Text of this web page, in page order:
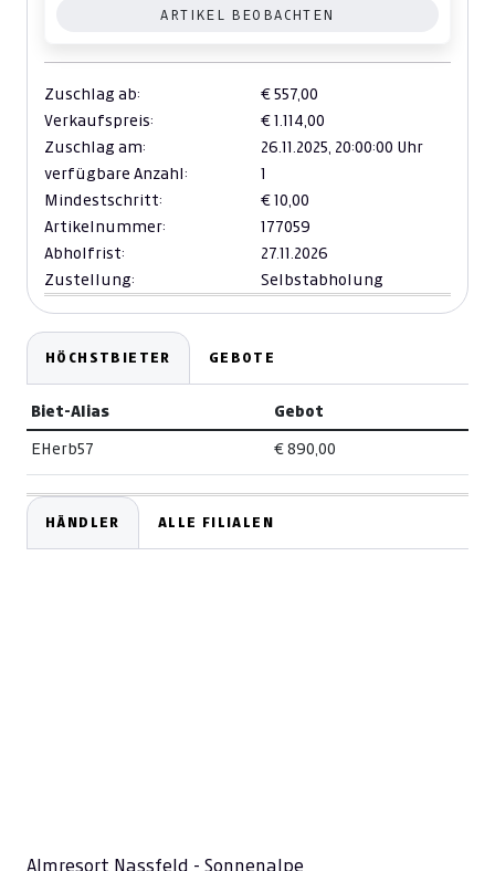
ARTIKEL BEOBACHTEN
Zuschlag ab:
€ 557,00
Verkaufspreis:
€ 1.114,00
Zuschlag am:
26.11.2025, 20:00:00 Uhr
verfügbare Anzahl:
1
Mindestschritt:
€ 10,00
Artikelnummer:
177059
Abholfrist:
27.11.2026
Zustellung:
Selbstabholung
HÖCHSTBIETER GEBOTE
Biet-Alias Gebot
EHerb57 € 890,00
HÄNDLER ALLE FILIALEN
Almresort Nassfeld - Sonnenalpe